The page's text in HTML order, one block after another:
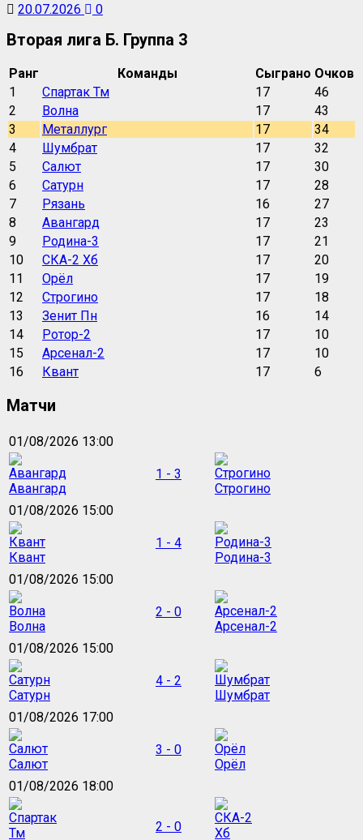
20.07.2026 0
Вторая лига Б. Группа 3
Ранг Команды Сыграно Очков
1
Спартак Тм 17
46
2
Волна 17
43
3
Металлург 17
34
4
Шумбрат 17
32
5
Салют 17
30
6
Сатурн 17
28
7
Рязань 16
27
8
Авангард 17
23
9
Родина-3 17
21
10
СКА-2 Хб 17
20
11
Орёл 17
19
12
Строгино 17
18
13
Зенит Пн 16
14
14
Ротор-2 17
10
15
Арсенал-2 17
10
16
Квант 17 6
Матчи
01/08/2026 13:00
Авангард
1 - 3
Строгино
01/08/2026 15:00
Квант
1 - 4
Родина-3
01/08/2026 15:00
Волна
2 - 0
Арсенал-2
01/08/2026 15:00
Сатурн
4 - 2
Шумбрат
01/08/2026 17:00
Салют
3 - 0
Орёл
01/08/2026 18:00
2 - 0